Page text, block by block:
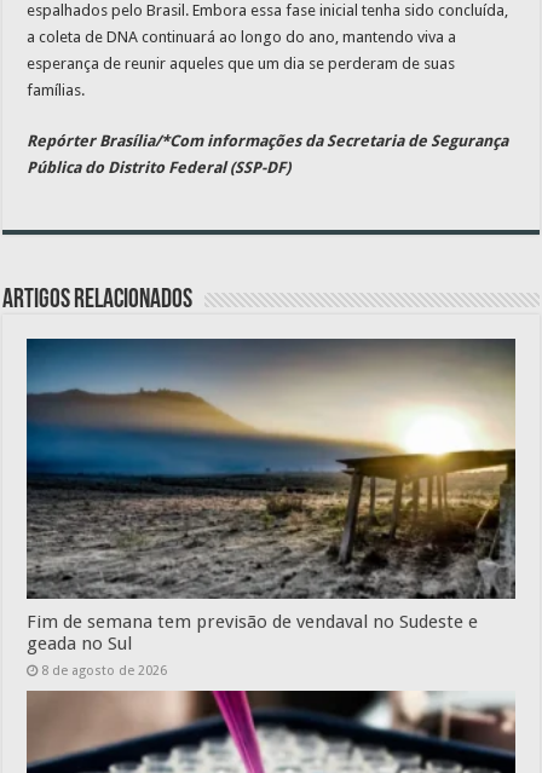
espalhados pelo Brasil. Embora essa fase inicial tenha sido concluída,
a coleta de DNA continuará ao longo do ano, mantendo viva a
esperança de reunir aqueles que um dia se perderam de suas
famílias.
Repórter Brasília/*Com informações da Secretaria de Segurança
Pública do Distrito Federal (SSP-DF)
Artigos relacionados
Fim de semana tem previsão de vendaval no Sudeste e
geada no Sul
8 de agosto de 2026